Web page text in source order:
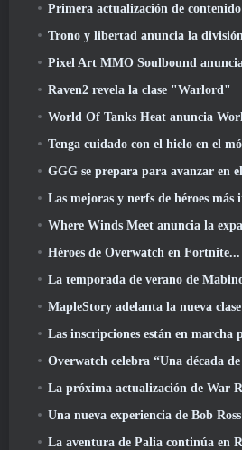
Primera actualización de contenido de Steampunk ARPG Crystalfall para
Trono y libertad anuncia la división
Pixel Art MMO Soulbound
Raven2 revela la clase "Warlord"
World Of Tanks Heat anuncia World Of Tanks
Tenga cuidado con el hielo en el módulo 33
GGG se prepara para avanzar en el destino de las ligas Vaal de Path Of Exile
Las mejoras y nerfs de héroes más
Where Winds Meet anuncia la expansión del Palacio Imperial y
Héroes de Overwatch en Fortnite... Por supuesto
La temporada de verano de Mabinogi se
MapleStory adelanta la nueva clase SHINE
Las inscripciones están en marcha para la versión global de la 'Prueba
Overwatch celebra “Una década de héroes”
La próxima actualización de War Robots presentará un
Una nueva experiencia de Bob
La aventura de Palia continúa en Royal